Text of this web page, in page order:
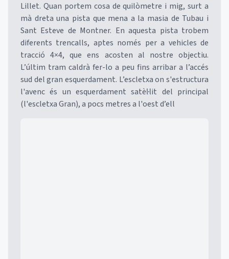
Lillet. Quan portem cosa de quilòmetre i mig, surt a
mà dreta una pista que mena a la masia de Tubau i
Sant Esteve de Montner. En aquesta pista trobem
diferents trencalls, aptes només per a vehicles de
tracció 4×4, que ens acosten al nostre objectiu.
L’últim tram caldrà fer-lo a peu fins arribar a l’accés
sud del gran esquerdament. L’escletxa on s'estructura
l'avenc és un esquerdament satèl·lit del principal
(l'escletxa Gran), a pocs metres a l'oest d’ell